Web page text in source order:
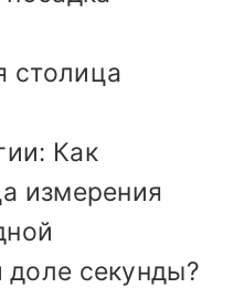
столица
Как
измерения
секунды?